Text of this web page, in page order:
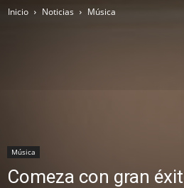
Inicio Noticias Música
Música
Comeza con gran